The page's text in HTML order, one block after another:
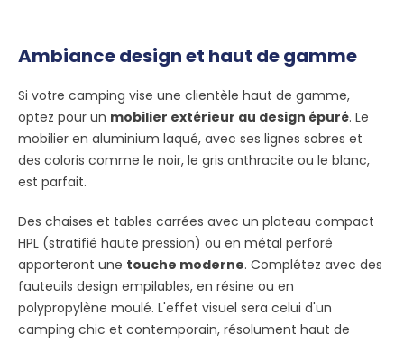
Ambiance design et haut de gamme
Si votre camping vise une clientèle haut de gamme,
optez pour un mobilier extérieur au design épuré. Le
mobilier en aluminium laqué, avec ses lignes sobres et
des coloris comme le noir, le gris anthracite ou le blanc,
est parfait.
Des chaises et tables carrées avec un plateau compact
HPL (stratifié haute pression) ou en métal perforé
apporteront une touche moderne. Complétez avec des
fauteuils design empilables, en résine ou en
polypropylène moulé. L'effet visuel sera celui d'un
camping chic et contemporain, résolument haut de